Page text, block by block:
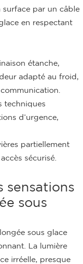
surface par un câble
en respectant
étanche,
adapté au froid,
techniques
d’urgence,
partiellement
sécurisé.
sensations
sous
sous glace
La lumière
irréelle, presque